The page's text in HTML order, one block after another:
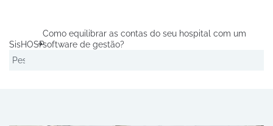
SisHOSP
Como equilibrar as contas do seu hospital com um
software de gestão?